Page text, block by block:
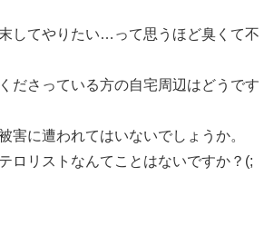
してやりたい…って思うほど臭くて不
ださっている方の自宅周辺はどうです
害に遭われてはいないでしょうか。
ロリストなんてことはないですか？(;